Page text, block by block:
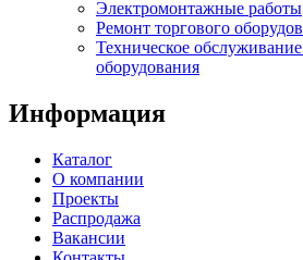
Электромонтажные работы
Ремонт торгового
Техническое
оборудования
Информация
Каталог
О компании
Проекты
Распродажа
Вакансии